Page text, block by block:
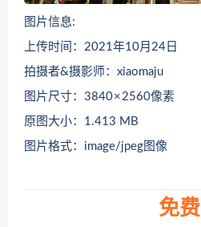
图片信息:
上传时间：2021年10月24日
拍摄者&摄影师：xiaomaju
图片尺寸：3840 × 2560像素
原图大小：1.413 MB
图片格式：image/jpeg图像
免费